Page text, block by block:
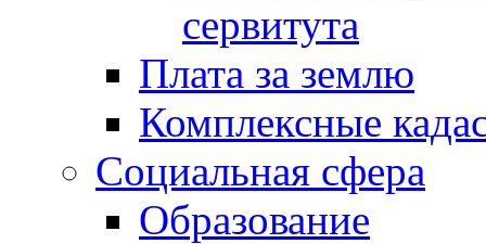
сервитута
Плата за землю
Комплексные
Социальная сфера
Образование